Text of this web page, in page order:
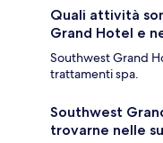
Quali attività
Grand Hotel e
Southwest Grand
trattamenti spa.
Southwest
trovarne nelle